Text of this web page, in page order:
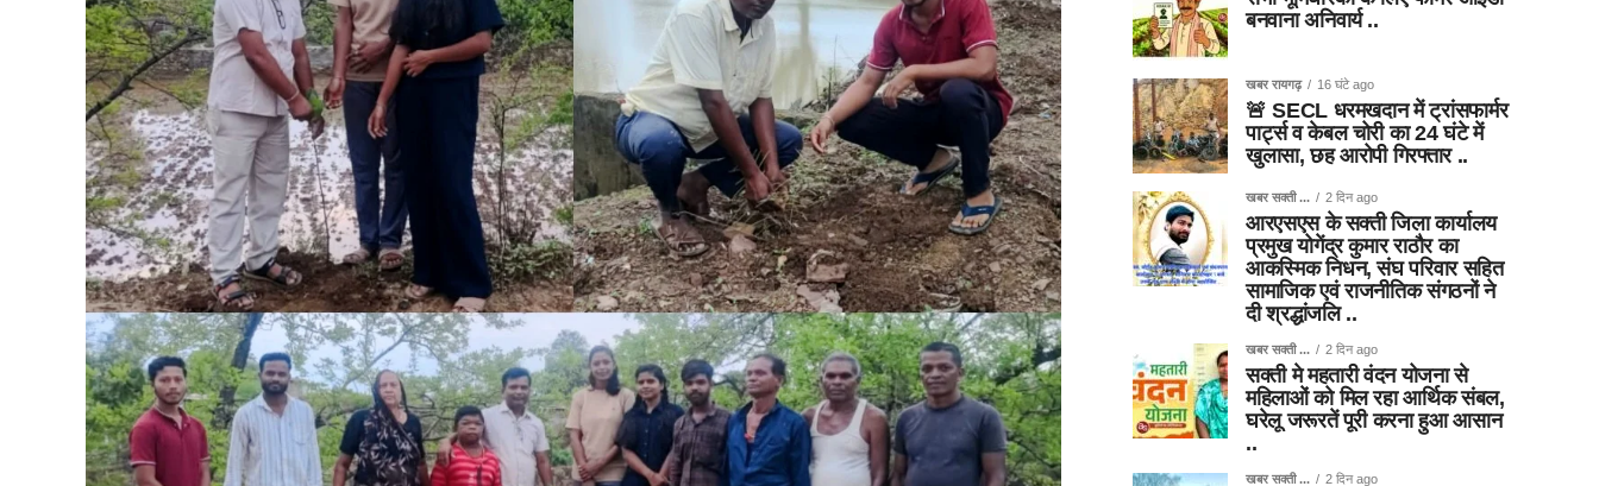
बनवाना अनिवार्य ..
खबर रायगढ़ 16 घंटे ago
🚨 SECL धरमखदान में ट्रांसफार्मर
पार्ट्स व केबल चोरी का 24 घंटे में
खुलासा, छह आरोपी गिरफ्तार ..
खबर सक्ती ... 2 दिन ago
आरएसएस के सक्ती जिला कार्यालय
प्रमुख योगेंद्र कुमार राठौर का
आकस्मिक निधन, संघ परिवार सहित
सामाजिक एवं राजनीतिक संगठनों ने
दी श्रद्धांजलि ..
खबर सक्ती ... 2 दिन ago
सक्ती मे महतारी वंदन योजना से
महिलाओं को मिल रहा आर्थिक संबल,
घरेलू जरूरतें पूरी करना हुआ आसान
..
खबर सक्ती ... 2 दिन ago